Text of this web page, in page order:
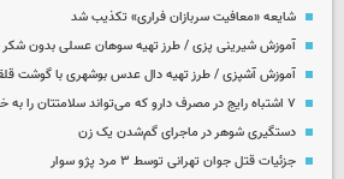
شایعه «معافیت سربازان فراری» تکذیب شد
آموزش شیرینی پزی / طرز تهیه سوهان عسلی بدون شکر
آموزش آشپزی / طرز تهیه دال عدس بوشهری با گوشت
۷ اشتباه رایج در مصرف دارو که می‌تواند سلامتتان را به خطر بیندازد
دستگیری شوهر در ماجرای گم‌شدن یک زن
جزئیات قتل جوان تهرانی توسط ۳ مرد پژو سوار